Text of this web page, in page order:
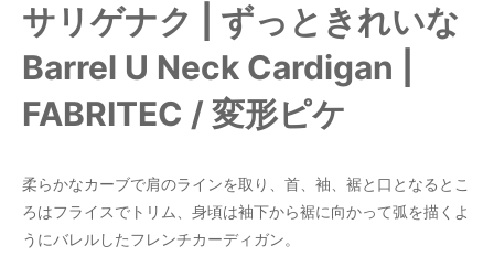
サリゲナク | ずっときれいな
Barrel U Neck Cardigan |
FABRITEC / 変形ピケ
柔らかなカーブで肩のラインを取り、首、袖、裾と口となるとこ
ろはフライスでトリム、身頃は袖下から裾に向かって弧を描くよ
うにバレルしたフレンチカーディガン。